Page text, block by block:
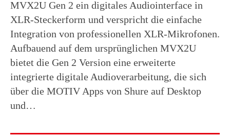
MVX2U Gen 2 ein digitales Audiointerface in
XLR-Steckerform und verspricht die einfache
Integration von professionellen XLR-Mikrofonen.
Aufbauend auf dem ursprünglichen MVX2U
bietet die Gen 2 Version eine erweiterte
integrierte digitale Audioverarbeitung, die sich
über die MOTIV Apps von Shure auf Desktop
und…